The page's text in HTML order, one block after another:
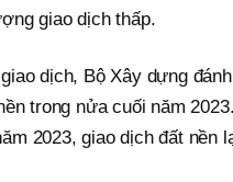
giao dịch thấp.
dịch, Bộ Xây dựng
trong nửa cuối năm
2023, giao dịch đất nền